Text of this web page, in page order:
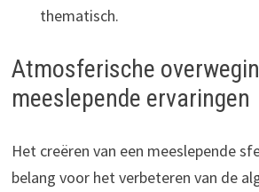
thematisch.
Atmosferische
meeslepende ervaringen
Het creëren van een meeslepende
belang voor het verbeteren van de